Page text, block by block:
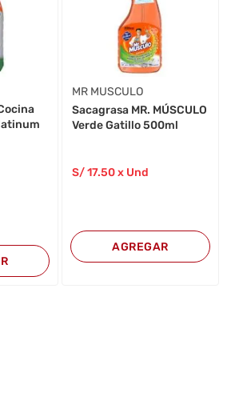
MR MUSCULO
Sacagrasa MR. MÚSCULO
Verde Gatillo 500ml
S/17.50x Und
AGREGAR